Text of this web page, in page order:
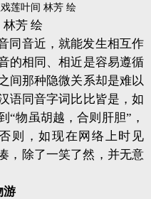
林芳 绘
音近，就能发生相互作
的相同、相近是容易遵循
间那种隐微关系却是难以
语同音字词比比皆是，如
“物虽胡越，合则肝胆”，
则，如现在网络上时见
，除了一笑了然，并无意
游